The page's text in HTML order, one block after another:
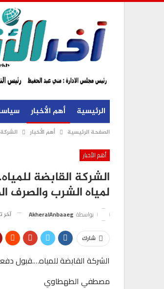
الرئيسية أهم الأخبار
الصفحة الرئيسية أهم الأخبار
أهم الأخبار
الشركة القابضة
لمياه الشرب والصرف
بواسطة AkheralAnbaaeg آخر
شارك
الشركة القابضة للمياه….قبول
مصطفي الطهطاوي